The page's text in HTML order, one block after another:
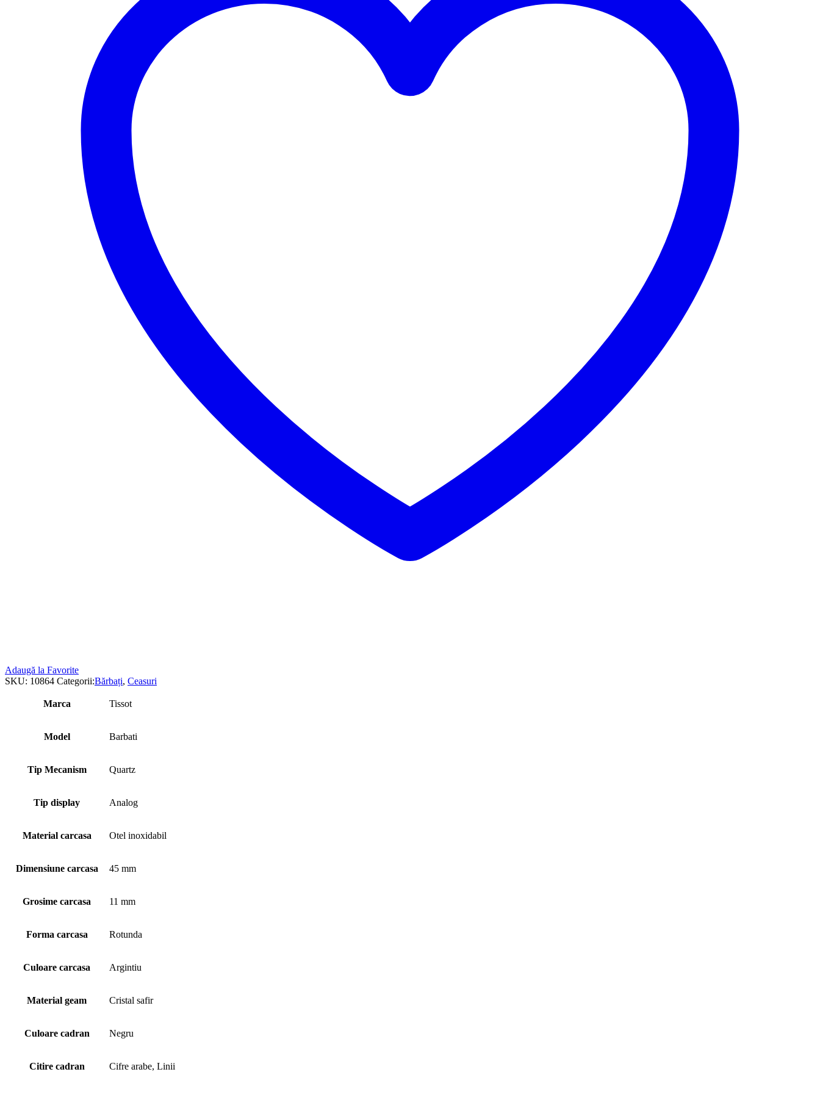
Adaugă la Favorite
SKU: 10864 Categorii:Bărbați, Ceasuri
Marca Tissot
Model Barbati
Tip Mecanism Quartz
Tip display Analog
Material carcasa Otel inoxidabil
Dimensiune carcasa 45 mm
Grosime carcasa 11 mm
Forma carcasa Rotunda
Culoare carcasa Argintiu
Material geam Cristal safir
Culoare cadran Negru
Citire cadran Cifre arabe, Linii